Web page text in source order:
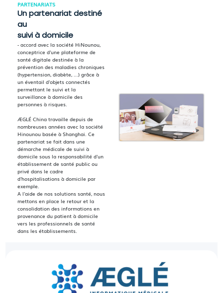
PARTENARIATS
Un partenariat destiné
au
suivi à domicile
- accord avec la société HiNounou,
conceptrice d'une plateforme de
santé digitale destinée à la
prévention des maladies chroniques
(hypertension, diabète, ...) grâce à
un éventail d'objets connectés
permettant le suivi et la
surveillance à domicile des
personnes à risques.
ÆGLÉ China travaille depuis de
nombreuses années avec la société
Hinounou basée à Shanghai. Ce
partenariat se fait dans une
démarche médicale de suivi à
domicile sous la responsabilité d'un
établissement de santé public ou
privé dans le cadre
d'hospitalisations à domicile par
exemple.
A l'aide de nos solutions santé, nous
mettons en place le retour et la
consolidation des informations en
provenance du patient à domicile
vers les professionnels de santé
dans les établissements.